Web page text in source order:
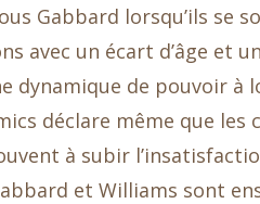
Gabbard lorsqu’ils se
avec un écart d’âge et
de pouvoir à
déclare même que les
à subir
et Williams sont